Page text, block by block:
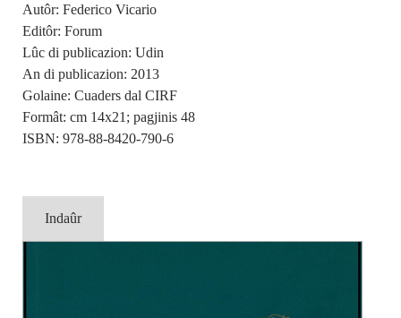
Autôr: Federico Vicario
Editôr: Forum
Lûc di publicazion: Udin
An di publicazion: 2013
Golaine: Cuaders dal CIRF
Formât: cm 14x21; pagjinis 48
ISBN: 978-88-8420-790-6
Indaûr